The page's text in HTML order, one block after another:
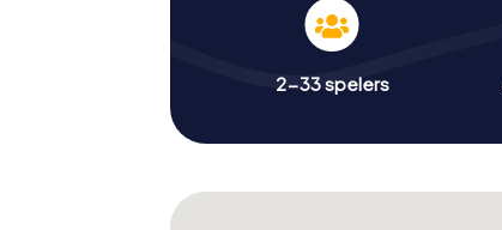
2-33 spelers